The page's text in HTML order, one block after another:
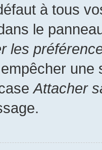
à tous
le
les
une
Attacher